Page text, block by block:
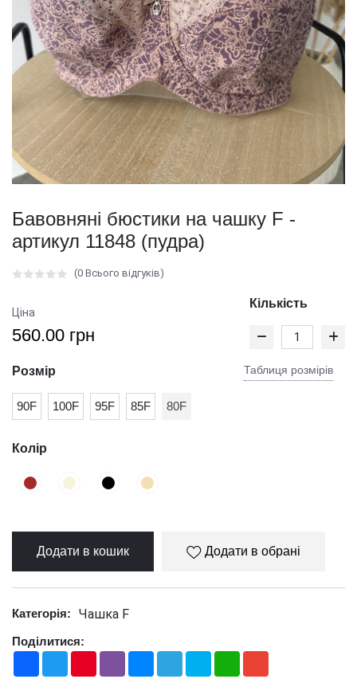
Бавовняні бюстики на чашку F -
артикул 11848 (пудра)
(0 Всього відгуків)
Ціна
560.00 грн
Кількість
Розмір Таблиця розмірів
90F 100F 95F 85F 80F
Колір
Додати в кошик Додати в обрані
Категорія: Чашка F
Поділитися:
Facebook
TwitterPinterestViber Messenger
TelegramSkypeWhatsApp